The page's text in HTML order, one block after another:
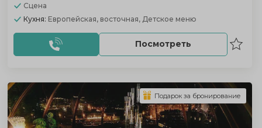
Сцена
Кухня: Европейская, восточная, Детское меню
Посмотреть
Подарок за бронирование